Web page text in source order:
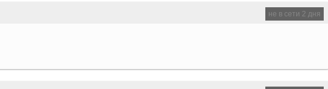
не в сети 2 дня